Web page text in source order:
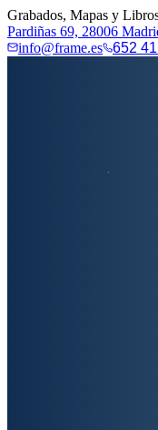
Grabados, Mapas y
Pardiñas 69, 28006
info@frame.es
652